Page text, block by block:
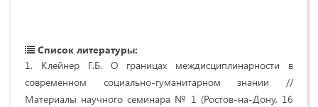
Список литературы:
1. Клейнер Г.Б. О границах междисциплинарности в
современном социально-гуманитарном знании //
Материалы научного семинара № 1 (Ростов-на-Дону, 16